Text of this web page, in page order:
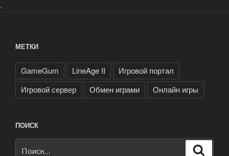
.
МЕТКИ
GameGum LineAge II
Игровой портал
Игровой сервер
Обмен играми Онлайн игры
ПОИСК